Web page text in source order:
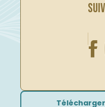
Télécharger